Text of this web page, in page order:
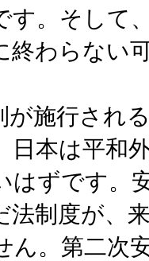
す。そして
終わらな
施行される
日本は平和
はずです。
法制度が、
ん。第二次